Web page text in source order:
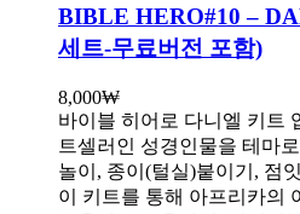
BIBLE HERO#10 –
세트-무료버전 포함)
8,000₩
바이블 히어로 다니엘 키트
트셀러인 성경인물을 테마
놀이, 종이(털실)붙이기, 점
이 키트를 통해 아프리카의